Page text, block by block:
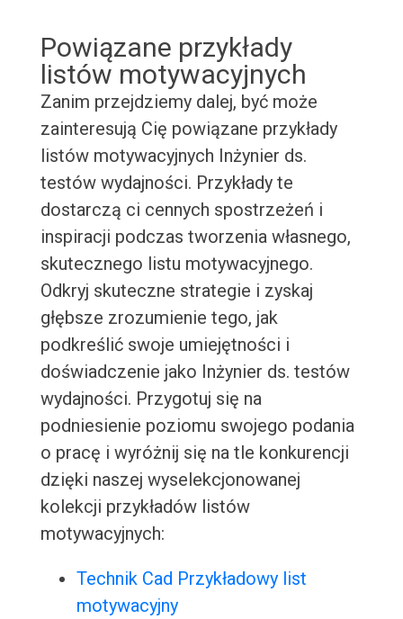
Powiązane przykłady
listów motywacyjnych
Zanim przejdziemy dalej, być może
zainteresują Cię powiązane przykłady
listów motywacyjnych Inżynier ds.
testów wydajności. Przykłady te
dostarczą ci cennych spostrzeżeń i
inspiracji podczas tworzenia własnego,
skutecznego listu motywacyjnego.
Odkryj skuteczne strategie i zyskaj
głębsze zrozumienie tego, jak
podkreślić swoje umiejętności i
doświadczenie jako Inżynier ds. testów
wydajności. Przygotuj się na
podniesienie poziomu swojego podania
o pracę i wyróżnij się na tle konkurencji
dzięki naszej wyselekcjonowanej
kolekcji przykładów listów
motywacyjnych:
Technik Cad Przykładowy list
motywacyjny